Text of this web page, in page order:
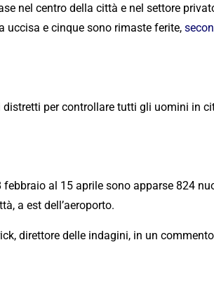
nel centro della città e nel settore
uccisa e cinque sono rimaste ferite,
per controllare tutti gli uomini in
febbraio al 15 aprile sono apparse 824
a est dell’aeroporto.
direttore delle indagini, in un